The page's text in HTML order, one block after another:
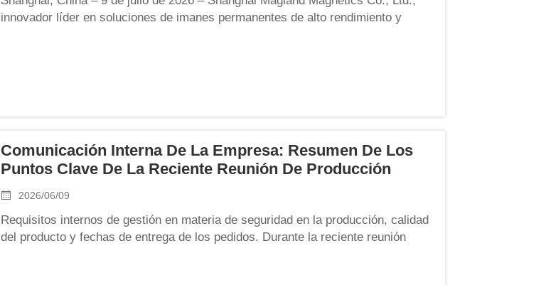
innovador líder en soluciones de imanes permanentes de alto rendimiento y
Comunicación Interna De La Empresa: Resumen De Los
Puntos Clave De La Reciente Reunión De Producción
2026/06/09
Requisitos internos de gestión en materia de seguridad en la producción, calidad
del producto y fechas de entrega de los pedidos. Durante la reciente reunión